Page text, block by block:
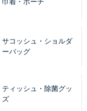
巾着・ポーチ
サコッシュ・ショルダ
ーバッグ
ティッシュ・除菌グッ
ズ